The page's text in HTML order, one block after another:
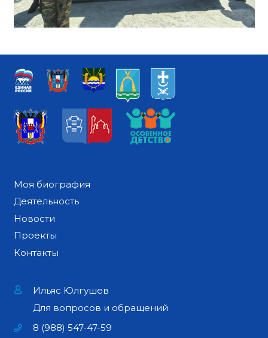
Моя биография
Деятельность
Новости
Проекты
Контакты
Ильяс Юлгушев
Для вопросов и обращений
8 (988) 547-47-59